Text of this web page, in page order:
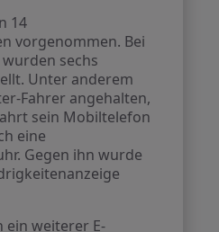
14
vorgenommen. Bei
sechs
Unter anderem
Fahrer angehalten,
sein Mobiltelefon
eine
Gegen ihn wurde
ein weiterer E-